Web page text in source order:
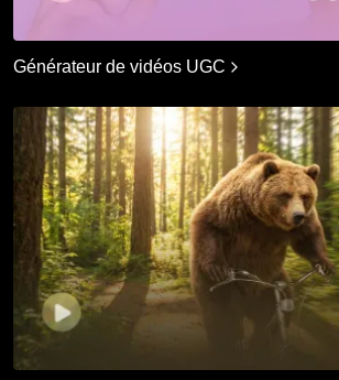
Générateur de vidéos UGC